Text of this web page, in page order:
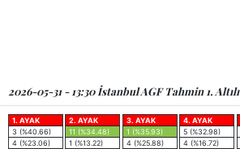
2026-05-31 - 13:30 İstanbul AGF Tahmin 1. Altılı
1. AYAK
3 (%40.66)
4 (%23.06)
2. AYAK
11 (%34.48)
1 (%13.22)
3. AYAK
1 (%35.93)
4 (%25.88)
4. AYAK
5 (%32.98)
4 (%16.72)